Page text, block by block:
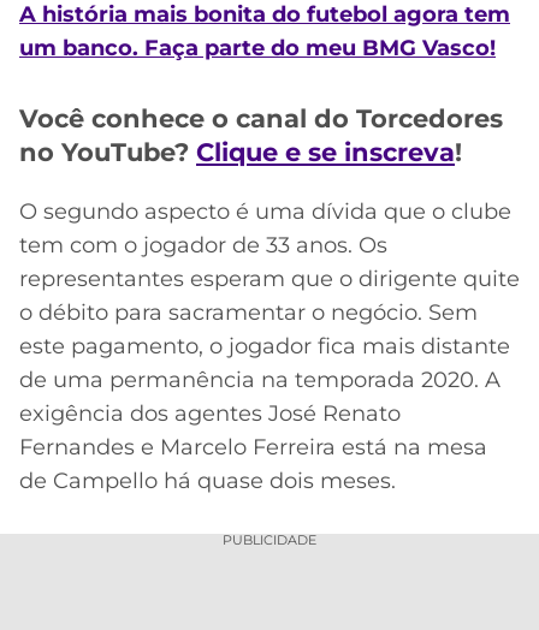
ATLÉTICO
CRUZEIRO
A história mais bonita do futebol agora tem
um banco. Faça parte do meu BMG Vasco!
Você conhece o canal do Torcedores
no YouTube? Clique e se inscreva!
O segundo aspecto é uma dívida que o clube
tem com o jogador de 33 anos. Os
representantes esperam que o dirigente quite
o débito para sacramentar o negócio. Sem
este pagamento, o jogador fica mais distante
de uma permanência na temporada 2020. A
exigência dos agentes José Renato
Fernandes e Marcelo Ferreira está na mesa
de Campello há quase dois meses.
PUBLICIDADE